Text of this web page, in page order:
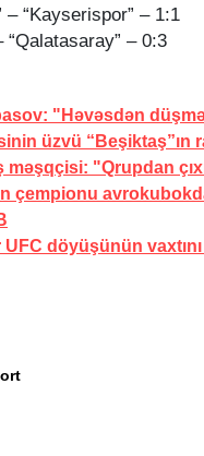
– “Kayserispor” – 1:1
“Qalatasaray” – 0:3
"Həvəsdən
üzvü “Beşiktaş”ın
məşqçisi: "Qrupdan
çempionu
döyüşünün vaxtını